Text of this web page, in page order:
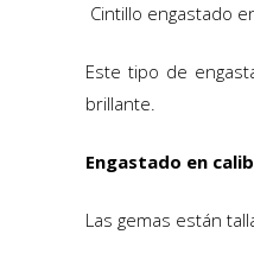
Cintillo engastado
Este tipo de
brillante.
Engastado en
Las gemas están